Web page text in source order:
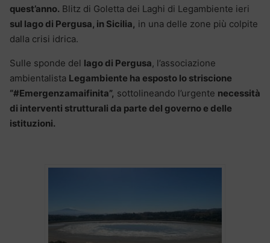
quest’anno. Blitz di Goletta dei Laghi di Legambiente ieri
sul lago di Pergusa, in Sicilia, in una delle zone più colpite
dalla crisi idrica.
Sulle sponde del lago di Pergusa, l’associazione
ambientalista Legambiente ha esposto lo striscione
“#Emergenzamaifinita”, sottolineando l’urgente necessità
di interventi strutturali da parte del governo e delle
istituzioni.